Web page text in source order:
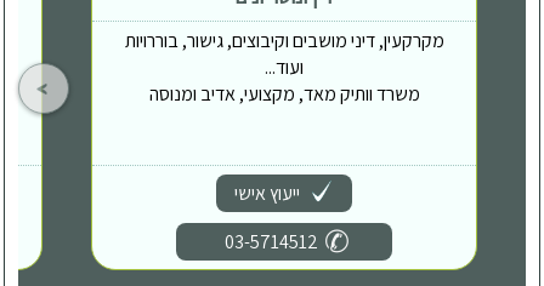
מקרקעין, דיני מושבים וקיבוצים, גישור, בוררויות
ועוד...
משרד וותיק מאד, מקצועי, אדיב ומנוסה
ייעוץ אישי
03-5714512